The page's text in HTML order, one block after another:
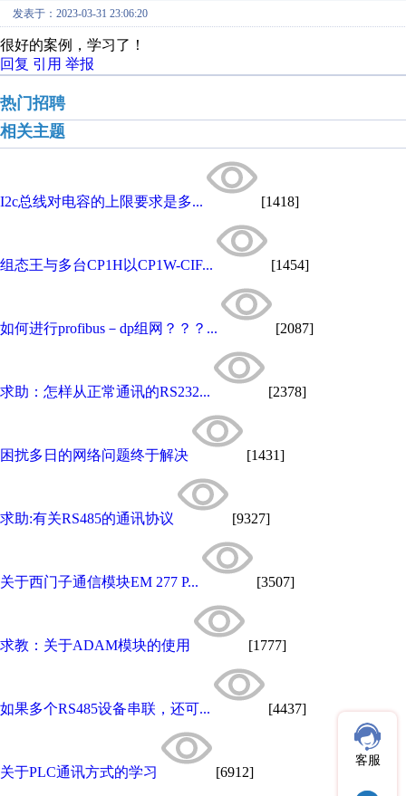
发表于：2023-03-31 23:06:20
很好的案例，学习了！
回复 引用 举报
热门招聘
相关主题
I2c总线对电容的上限要求是多... [1418]
组态王与多台CP1H以CP1W-CIF... [1454]
如何进行profibus－dp组网？？？... [2087]
求助：怎样从正常通讯的RS232... [2378]
困扰多日的网络问题终于解决 [1431]
求助:有关RS485的通讯协议 [9327]
关于西门子通信模块EM 277 P... [3507]
求教：关于ADAM模块的使用 [1777]
如果多个RS485设备串联，还可... [4437]
关于PLC通讯方式的学习 [6912]
客服